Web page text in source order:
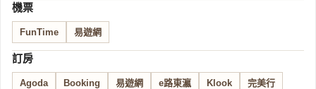
機票
FunTime 易遊網
訂房
Agoda Booking 易遊網 e路東瀛 Klook 完美行